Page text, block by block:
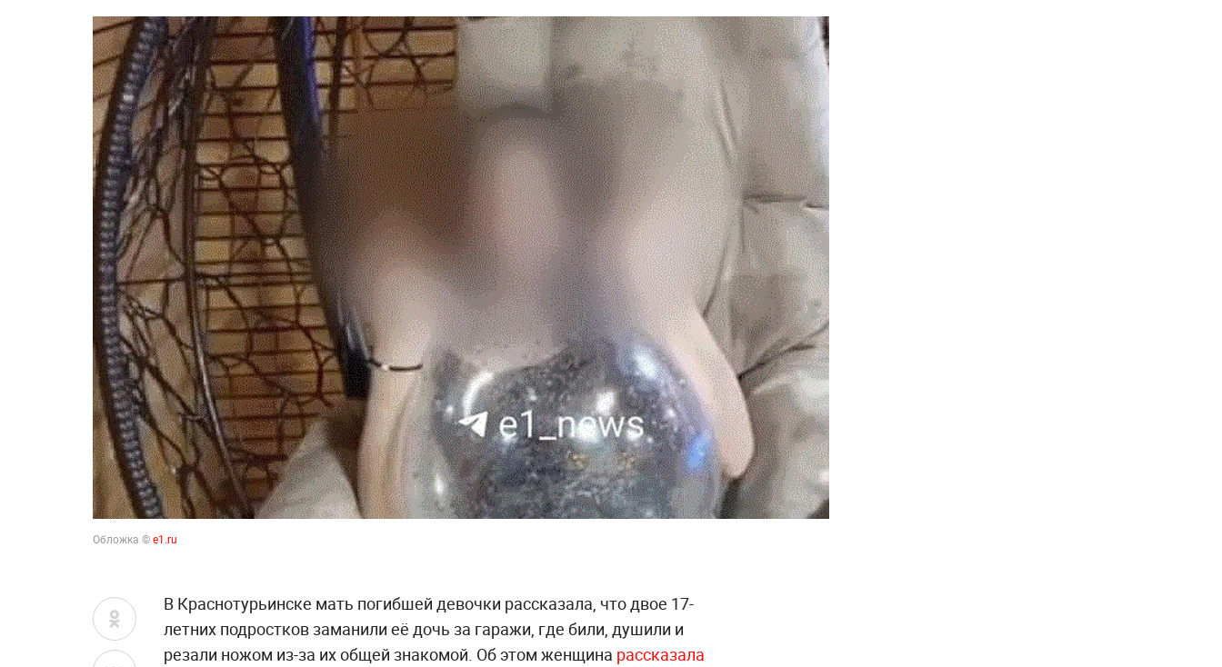
Обложка ©e1.ru
В Краснотурьинске мать погибшей девочки рассказала, что двое 17-
летних подростков заманили её дочь за гаражи, где били, душили и
резали ножом из-за их общей знакомой. Об этом женщина рассказала